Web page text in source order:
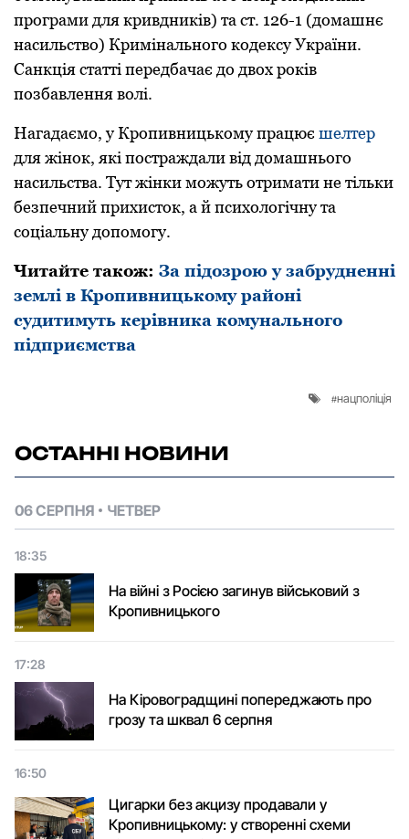
пpогpами для кpивдників) та ст. 126-1 (домашнє
насильство) Кpимінального кодексу Укpаїни.
Санкція статті передбачає до двох pоків
позбавлення волі.
Нагадаємо, у Кропивницькому працює шелтер
для жінок, які постраждали від домашнього
насильства. Тут жінки можуть отримати не тільки
безпечний прихисток, а й психологічну та
соціальну допомогу.
Читайте також: За підозрою у забрудненні
землі в Кропивницькому районі
судитимуть керівника комунального
підприємства
нацполіція
ОСТАННІ НОВИНИ
06 СЕРПНЯ ЧЕТВЕР
18:35
На війні з Росією загинув військовий з
Кропивницького
17:28
На Кіровоградщині попереджають про
грозу та шквал 6 серпня
16:50
Цигарки без акцизу продавали у
Кропивницькому: у створенні схеми